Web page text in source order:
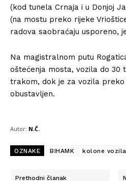
(kod tunela Crnaja i u Donjoj
(na mostu preko rijeke
radova saobraćaju usporeno,
Na magistralnom putu
oštećenja mosta, vozila do 30
trakom, dok je za vozila
obustavljen.
Autor: N.Č.
OZNAKE BIHAMK kolone vozila
Prethodni članak